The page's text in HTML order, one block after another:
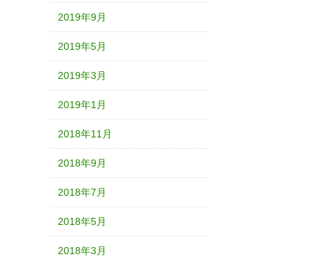
2019年9月
2019年5月
2019年3月
2019年1月
2018年11月
2018年9月
2018年7月
2018年5月
2018年3月